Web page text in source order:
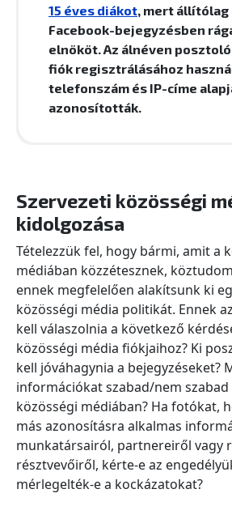
15 éves diákot, mert állítólag
Facebook-bejegyzésben
elnököt. Az álnéven
fiók regisztrálásához
telefonszám és IP-címe
azonosították.
Szervezeti közösségi
kidolgozása
Tételezzük fel, hogy bármi, amit a
médiában közzétesznek,
ennek megfelelően alakítsunk ki
közösségi média politikát. Ennek
kell válaszolnia a következő
közösségi média fiókjaihoz? Ki
kell jóváhagynia a bejegyzéseket?
információkat szabad/nem
közösségi médiában? Ha fotókat,
más azonosításra alkalmas
munkatársairól, partnereiről vagy
résztvevőiről, kérte-e az
mérlegelték-e a kockázatokat?